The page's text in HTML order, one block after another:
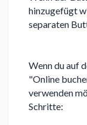
hinzugefügt
separaten
Wenn du auf
"Online
verwenden
Schritte: